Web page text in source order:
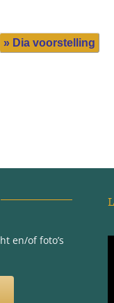
» Dia voorstelling
en/of foto’s